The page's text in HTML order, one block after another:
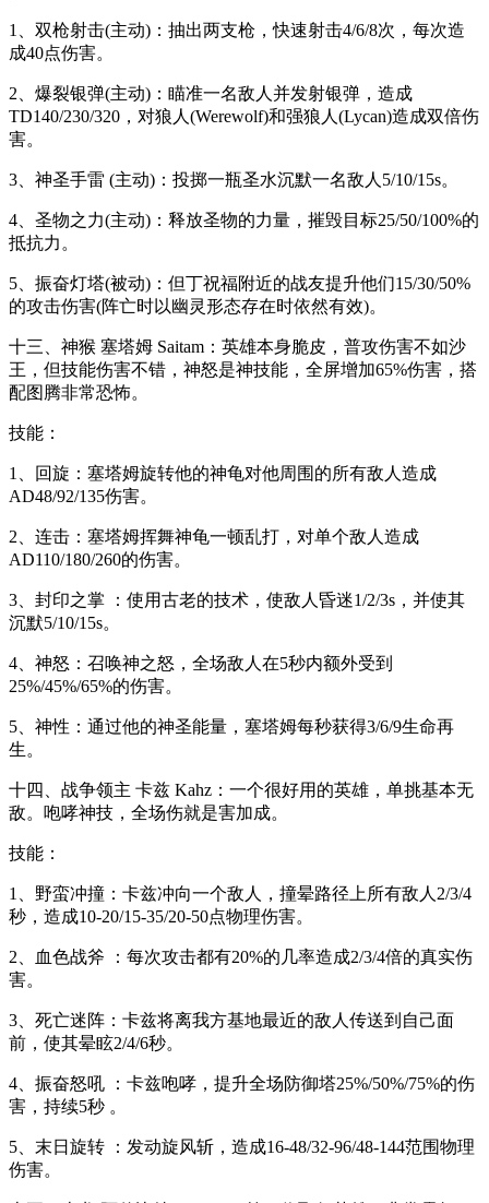
1、双枪射击(主动)：抽出两支枪，快速射击4/6/8次，每次造
成40点伤害。
2、爆裂银弹(主动)：瞄准一名敌人并发射银弹，造成
TD140/230/320，对狼人(Werewolf)和强狼人(Lycan)造成双倍伤
害。
3、神圣手雷 (主动)：投掷一瓶圣水沉默一名敌人5/10/15s。
4、圣物之力(主动)：释放圣物的力量，摧毁目标25/50/100%的
抵抗力。
5、振奋灯塔(被动)：但丁祝福附近的战友提升他们15/30/50%
的攻击伤害(阵亡时以幽灵形态存在时依然有效)。
十三、神猴 塞塔姆 Saitam：英雄本身脆皮，普攻伤害不如沙
王，但技能伤害不错，神怒是神技能，全屏增加65%伤害，搭
配图腾非常恐怖。
技能：
1、回旋：塞塔姆旋转他的神龟对他周围的所有敌人造成
AD48/92/135伤害。
2、连击：塞塔姆挥舞神龟一顿乱打，对单个敌人造成
AD110/180/260的伤害。
3、封印之掌 ：使用古老的技术，使敌人昏迷1/2/3s，并使其
沉默5/10/15s。
4、神怒：召唤神之怒，全场敌人在5秒内额外受到
25%/45%/65%的伤害。
5、神性：通过他的神圣能量，塞塔姆每秒获得3/6/9生命再
生。
十四、战争领主 卡兹 Kahz：一个很好用的英雄，单挑基本无
敌。咆哮神技，全场伤就是害加成。
技能：
1、野蛮冲撞：卡兹冲向一个敌人，撞晕路径上所有敌人2/3/4
秒，造成10-20/15-35/20-50点物理伤害。
2、血色战斧 ：每次攻击都有20%的几率造成2/3/4倍的真实伤
害。
3、死亡迷阵：卡兹将离我方基地最近的敌人传送到自己面
前，使其晕眩2/4/6秒。
4、振奋怒吼 ：卡兹咆哮，提升全场防御塔25%/50%/75%的伤
害，持续5秒 。
5、末日旋转 ：发动旋风斩，造成16-48/32-96/48-144范围物理
伤害。